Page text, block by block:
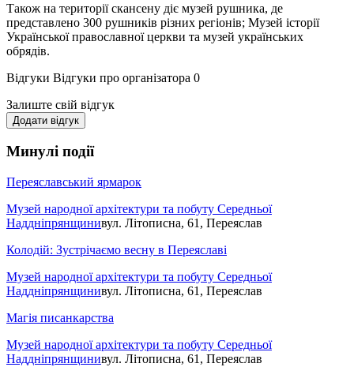
Також на території скансену діє музей рушника, де
представлено 300 рушників різних регіонів; Музей історії
Української православної церкви та музей українських
обрядів.
Відгуки Відгуки про організатора 0
Залиште свій відгук
Додати відгук
Минулі події
Переяславський ярмарок
Музей народної архітектури та побуту Середньої
Наддніпрянщинивул. Літописна, 61, Переяслав
Колодій: Зустрічаємо весну в Переяславі
Музей народної архітектури та побуту Середньої
Наддніпрянщинивул. Літописна, 61, Переяслав
Магія писанкарства
Музей народної архітектури та побуту Середньої
Наддніпрянщинивул. Літописна, 61, Переяслав